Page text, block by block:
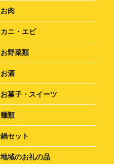
お肉
カニ・エビ
お野菜類
お酒
お菓子・スイーツ
麺類
鍋セット
地域のお礼の品